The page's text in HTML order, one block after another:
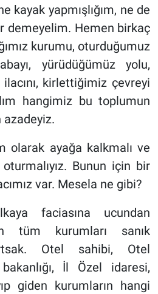
kayak yapmışlığım, ne de
demeyelim. Hemen birkaç
kurumu, oturduğumuz
yürüdüğümüz yolu,
ilacını, kirlettiğimiz çevreyi
hangimiz bu toplumun
olarak ayağa kalkmalı ve
Bunun için bir
var. Mesela ne gibi?
faciasına ucundan
tüm kurumları sanık
Otel sahibi, Otel
İl Özel idaresi,
giden kurumların hangi